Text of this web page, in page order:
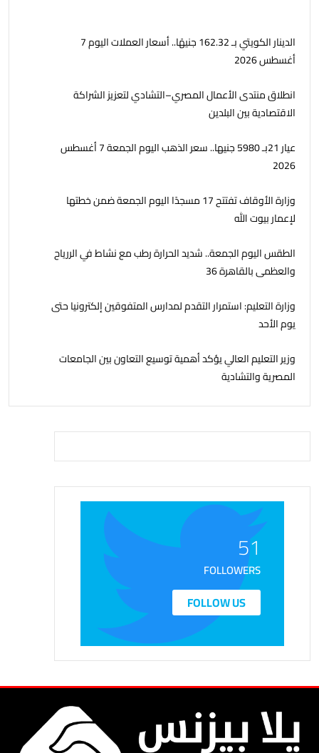
الدينار الكويتي بـ 162.32 جنيهًا.. أسعار العملات اليوم 7
أغسطس 2026
انطلاق منتدى الأعمال المصري–التشادي لتعزيز الشراكة
الاقتصادية بين البلدين
عيار 21بـ 5980 جنيها.. سعر الذهب اليوم الجمعة 7 أغسطس
2026
وزارة الأوقاف تفتتح 17 مسجدًا اليوم الجمعة ضمن خطتها
لإعمار بيوت الله
الطقس اليوم الجمعة.. شديد الحرارة رطب مع نشاط في الررياح
والعظمى بالقاهرة 36
وزارة التعليم: استمرار التقدم لمدارس المتفوقين إلكترونيا حتى
يوم الأحد
وزير التعليم العالي يؤكد أهمية توسيع التعاون بين الجامعات
المصرية والتشادية
51
FOLLOWERS
FOLLOW US